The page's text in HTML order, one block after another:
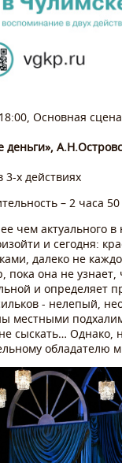
Основная
3-х действиях
– 2 часа
чем актуального
и сегодня:
далеко не
пока она не
и определяет
- нелепый,
местными
сыскать… Однако,
обладателю